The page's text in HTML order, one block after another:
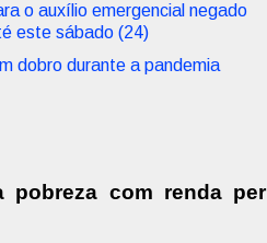
o auxílio emergencial negado
este sábado (24)
dobro durante a pandemia
pobreza com renda per